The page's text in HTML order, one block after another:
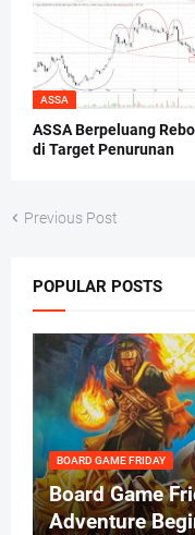
ASSA
ASSA Berpeluang
di Target Penurunan
Previous Post
POPULAR POSTS
BOARD GAME FRIDAY
Board Game
Adventure